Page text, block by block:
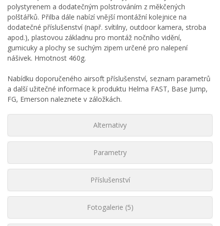
polystyrenem a dodatečným polstrováním z měkčených
polštářků. Přilba dále nabízí vnější montážní kolejnice na
dodatečné příslušenství (např. svítilny, outdoor kamera, stroba
apod.), plastovou základnu pro montáž nočního vidění,
gumicuky a plochy se suchým zipem určené pro nalepení
nášivek. Hmotnost 460g.
Nabídku doporučeného airsoft příslušenství, seznam parametrů
a další užitečné informace k produktu Helma FAST, Base Jump,
FG, Emerson naleznete v záložkách.
Alternativy
Parametry
Příslušenství
Fotogalerie (5)